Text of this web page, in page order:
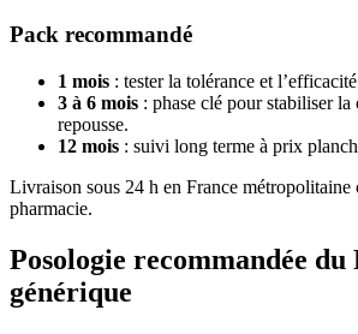
Pack recommandé
1 mois : tester la tolérance et
3 à 6 mois : phase clé pour stabiliser la
repousse.
12 mois : suivi long terme à prix
Livraison sous 24 h en France métropolitaine
pharmacie.
Posologie recommandée du
générique